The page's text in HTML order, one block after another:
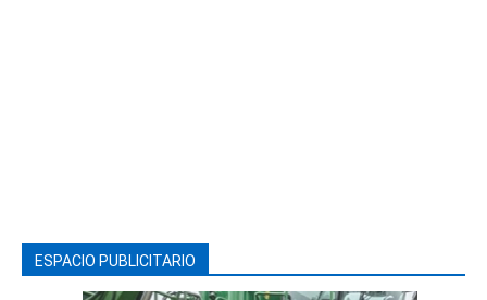
ESPACIO PUBLICITARIO